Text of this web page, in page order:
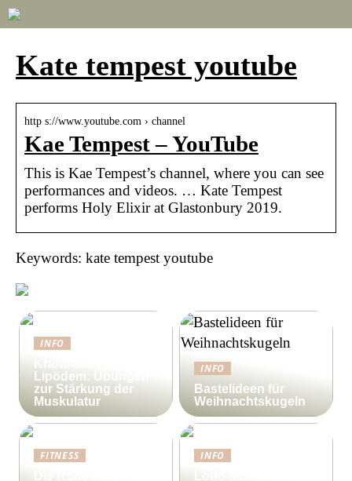
Kate tempest youtube
http s://www.youtube.com › channel
Kae Tempest – YouTube
This is Kae Tempest’s channel, where you can see
performances and videos. … Kate Tempest
performs Holy Elixir at Glastonbury 2019.
Keywords: kate tempest youtube
INFO
Lipödem: Übungen
zur Stärkung der
Muskulatur
INFO
Bastelideen für
Weihnachtskugeln
FITNESS INFO